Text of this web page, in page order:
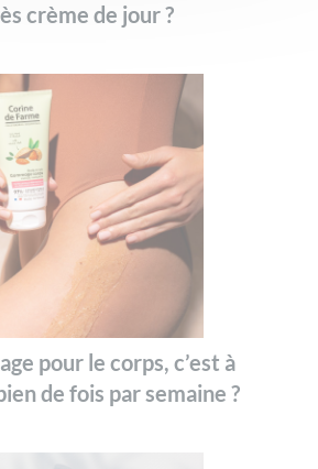
crème de jour ?
pour le corps, c’est à
de fois par semaine ?